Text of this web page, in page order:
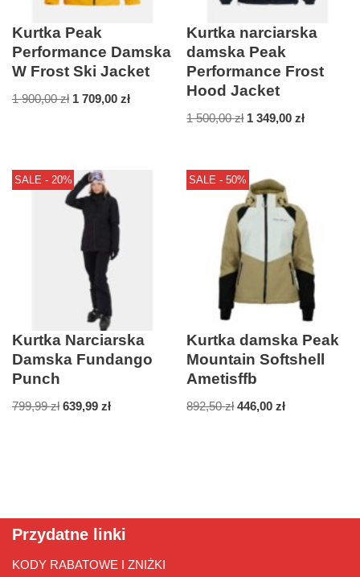
Kurtka Peak
Performance Damska
W Frost Ski Jacket
1 900,00zł 1 709,00 zł
Kurtka narciarska
damska Peak
Performance Frost
Hood Jacket
1 500,00zł 1 349,00zł
SALE - 20%
Kurtka Narciarska
Damska Fundango
Punch
799,99zł 639,99 zł
SALE - 50%
Kurtka damska Peak
Mountain Softshell
Ametisffb
892,50zł 446,00zł
Przydatne linki
KODY RABATOWE I ZNIŻKI